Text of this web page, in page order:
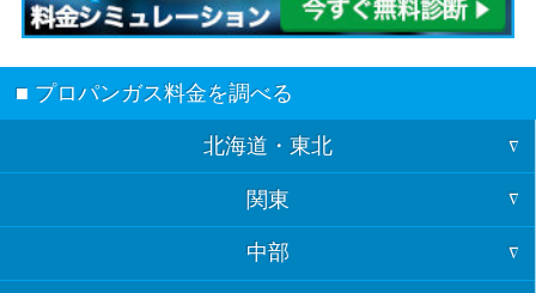
■ プロパンガス料金を調べる
北海道・東北
北海道
青森
関東
東京
中部